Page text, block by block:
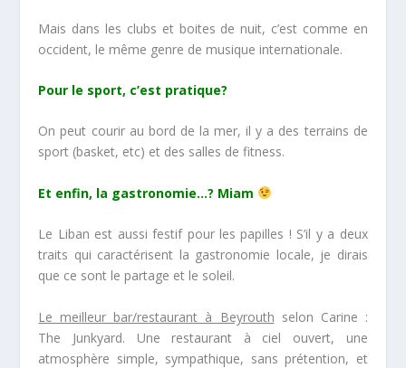
Mais dans les clubs et boites de nuit, c’est comme en
occident, le même genre de musique internationale.
Pour le sport, c’est pratique?
On peut courir au bord de la mer, il y a des terrains de
sport (basket, etc) et des salles de fitness.
Et enfin, la gastronomie…? Miam
Le Liban est aussi festif pour les papilles ! S’il y a deux
traits qui caractérisent la gastronomie locale, je dirais
que ce sont le partage et le soleil.
Le meilleur bar/restaurant à Beyrouth selon Carine :
The Junkyard. Une restaurant à ciel ouvert, une
atmosphère simple, sympathique, sans prétention, et